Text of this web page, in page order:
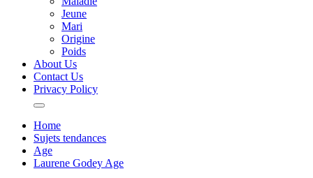
Jeune
Mari
Origine
Poids
About Us
Contact Us
Privacy Policy
Home
Sujets tendances
Age
Laurene Godey Age